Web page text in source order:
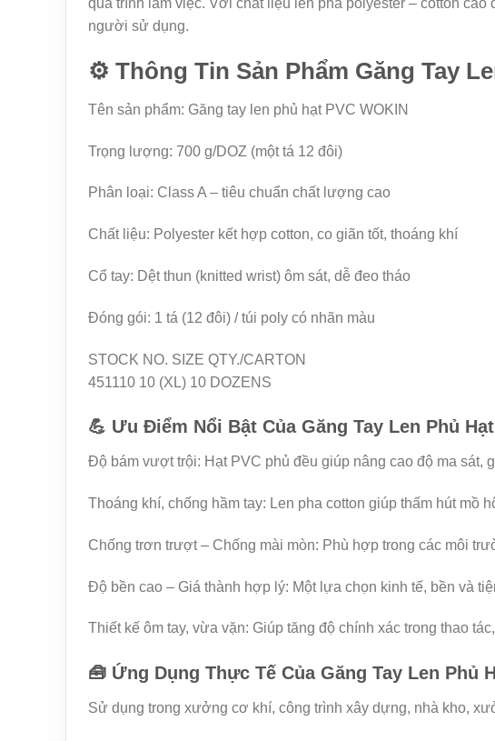
quá trình làm việc. Với chất liệu len pha polyester – cotton
người sử dụng.
⚙️ Thông Tin Sản Phẩm Găng Tay
Tên sản phẩm: Găng tay len phủ hạt PVC WOKIN
Trọng lượng: 700 g/DOZ (một tá 12 đôi)
Phân loại: Class A – tiêu chuẩn chất lượng cao
Chất liệu: Polyester kết hợp cotton, co giãn tốt, thoáng khí
Cổ tay: Dệt thun (knitted wrist) ôm sát, dễ đeo tháo
Đóng gói: 1 tá (12 đôi) / túi poly có nhãn màu
STOCK NO. SIZE QTY./CARTON
451110 10 (XL) 10 DOZENS
💪 Ưu Điểm Nổi Bật Của Găng Tay Len Phủ
Độ bám vượt trội: Hạt PVC phủ đều giúp nâng cao độ ma sát,
Thoáng khí, chống hầm tay: Len pha cotton giúp thấm hút mồ
Chống trơn trượt – Chống mài mòn: Phù hợp trong các môi
Độ bền cao – Giá thành hợp lý: Một lựa chọn kinh tế, bền và
Thiết kế ôm tay, vừa vặn: Giúp tăng độ chính xác trong thao
🧰 Ứng Dụng Thực Tế Của Găng Tay Len Phủ
Sử dụng trong xưởng cơ khí, công trình xây dựng, nhà kho,